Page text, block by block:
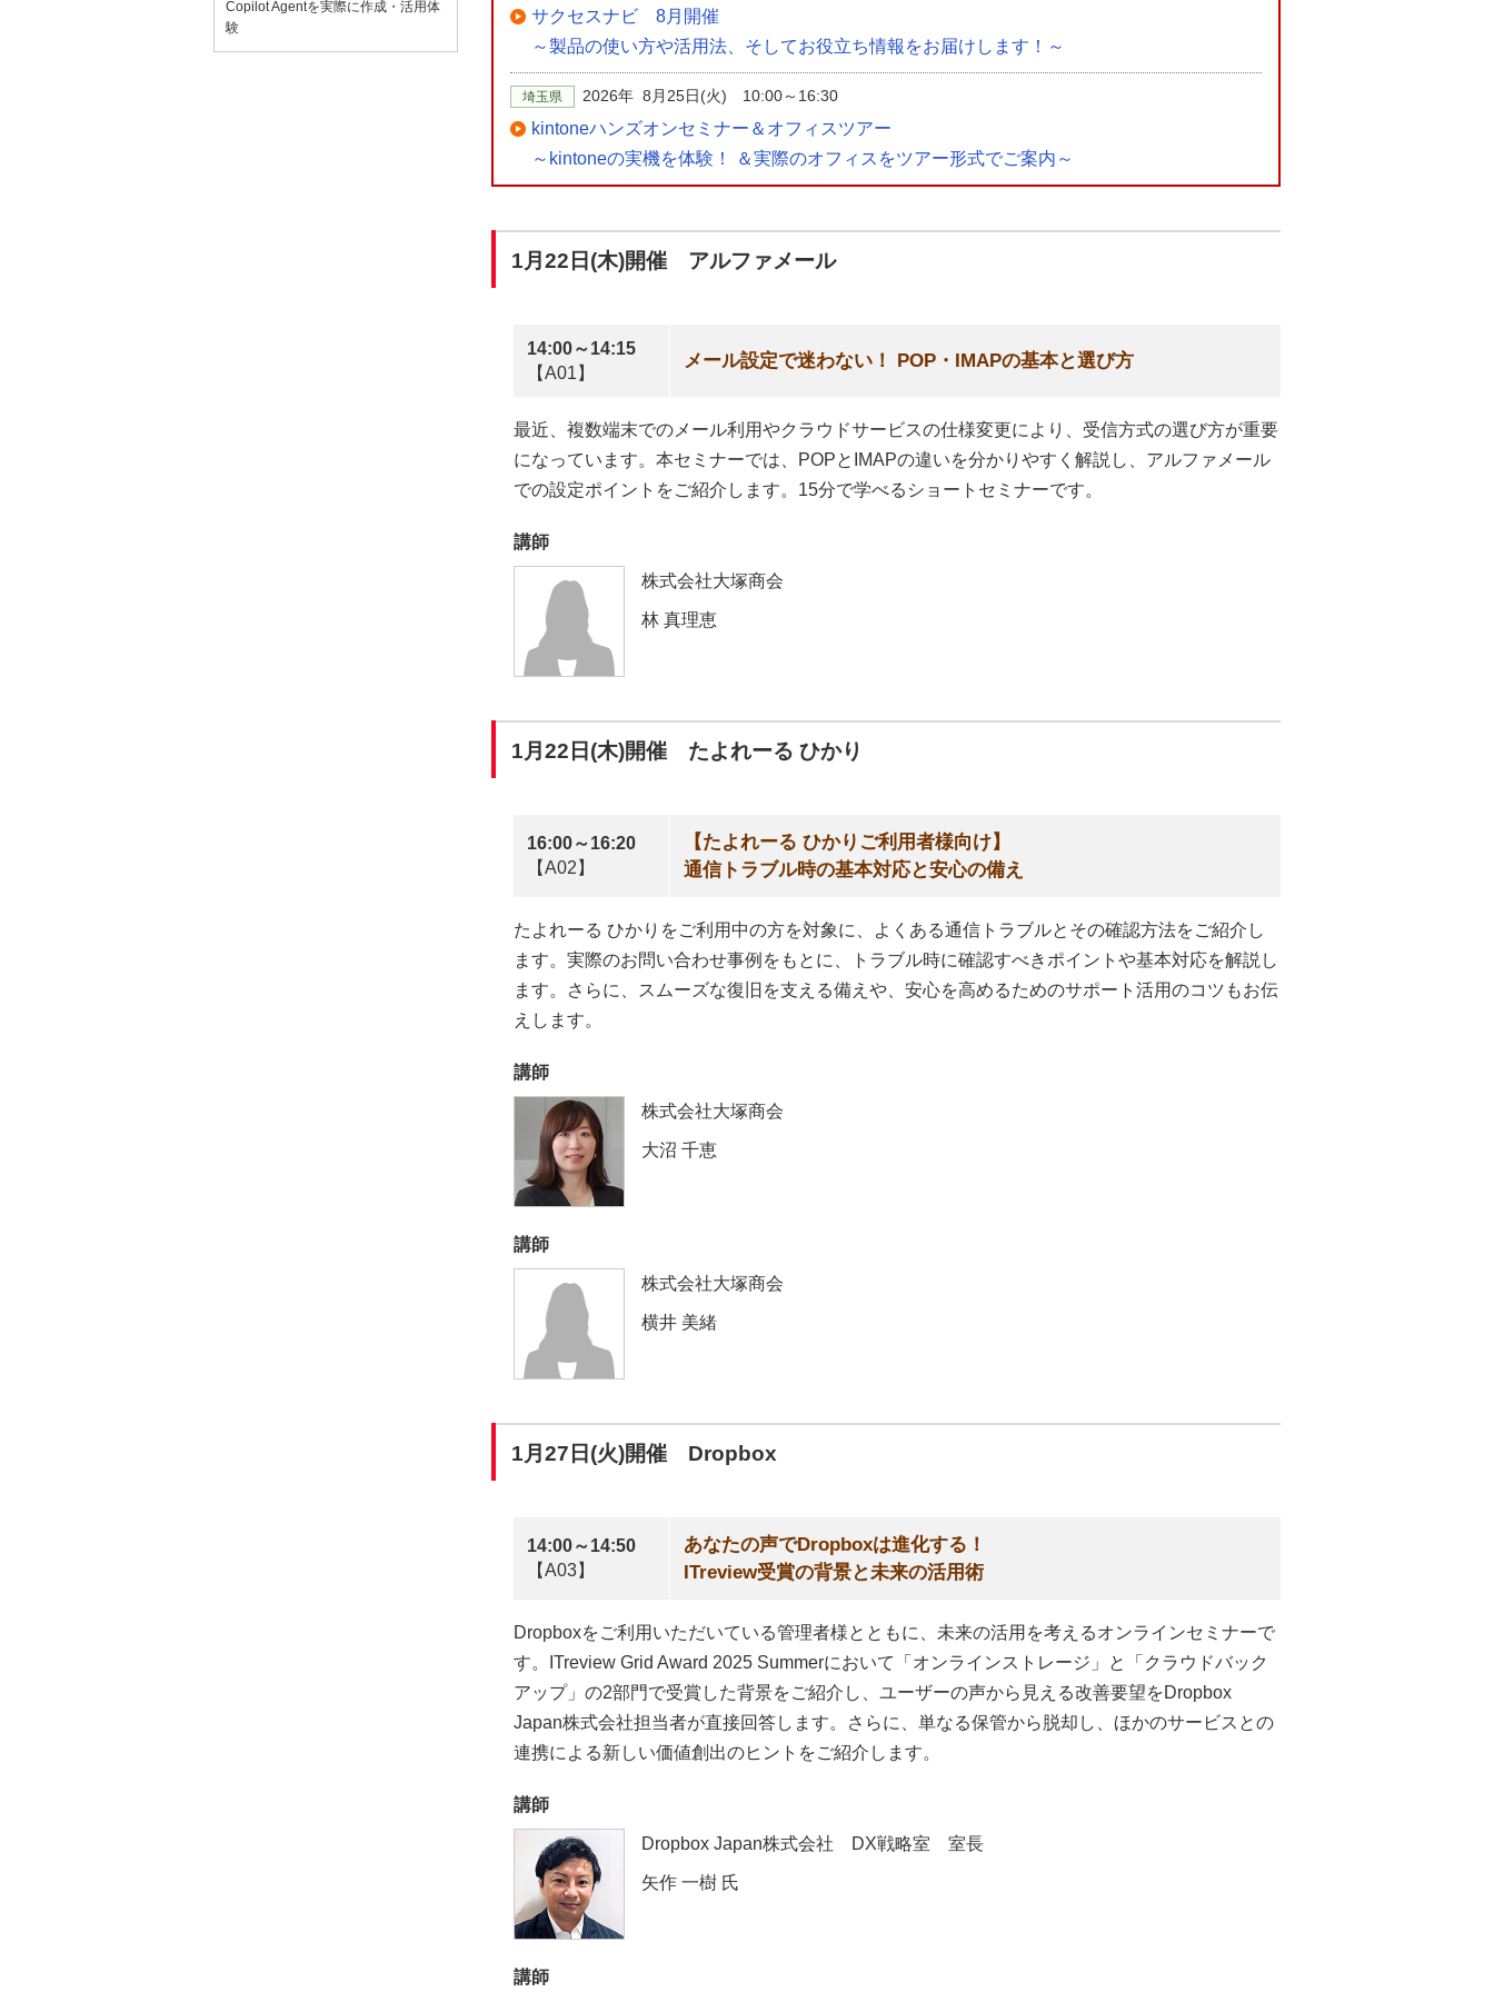
サクセスナビ 8月開催
～製品の使い方や活用法、そしてお役立ち情報をお届けします！～
埼玉県 2026年 8月25日(火) 10:00～16:30
kintoneハンズオンセミナー＆オフィスツアー
～kintoneの実機を体験！ ＆実際のオフィスをツアー形式でご案内～
1月22日(木)開催 アルファメール
14:00～14:15
【A01】
メール設定で迷わない！ POP・IMAPの基本と選び方
最近、複数端末でのメール利用やクラウドサービスの仕様変更により、受信方式の選び方が重要
になっています。本セミナーでは、POPとIMAPの違いを分かりやすく解説し、アルファメール
での設定ポイントをご紹介します。15分で学べるショートセミナーです。
講師
株式会社大塚商会
林 真理恵
1月22日(木)開催 たよれーる ひかり
16:00～16:20
【A02】
【たよれーる ひかりご利用者様向け】
通信トラブル時の基本対応と安心の備え
たよれーる ひかりをご利用中の方を対象に、よくある通信トラブルとその確認方法をご紹介し
ます。実際のお問い合わせ事例をもとに、トラブル時に確認すべきポイントや基本対応を解説し
ます。さらに、スムーズな復旧を支える備えや、安心を高めるためのサポート活用のコツもお伝
えします。
講師
株式会社大塚商会
大沼 千恵
講師
株式会社大塚商会
横井 美緒
1月27日(火)開催 Dropbox
14:00～14:50
【A03】
あなたの声でDropboxは進化する！
ITreview受賞の背景と未来の活用術
Dropboxをご利用いただいている管理者様とともに、未来の活用を考えるオンラインセミナーで
す。ITreview Grid Award 2025 Summerにおいて「オンラインストレージ」と「クラウドバック
アップ」の2部門で受賞した背景をご紹介し、ユーザーの声から見える改善要望をDropbox
Japan株式会社担当者が直接回答します。さらに、単なる保管から脱却し、ほかのサービスとの
連携による新しい価値創出のヒントをご紹介します。
講師
Dropbox Japan株式会社 DX戦略室 室長
矢作 一樹 氏
講師
Copilot Agentを実際に作成・活用体
験